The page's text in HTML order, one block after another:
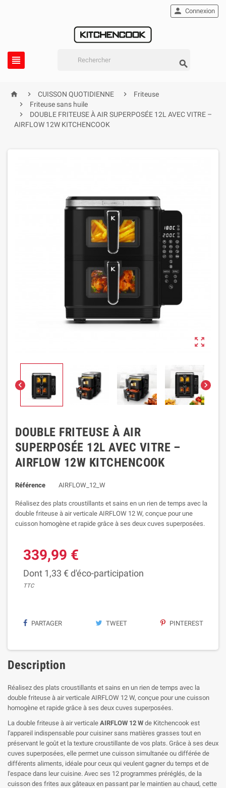
 
 Connexion
  CUISSON QUOTIDIENNE 
Friteuse

Friteuse sans huile

DOUBLE FRITEUSE À AIR SUPERPOSÉE 12L AVEC VITRE –
AIRFLOW 12W KITCHENCOOK

 
DOUBLE FRITEUSE À AIR
SUPERPOSÉE 12L AVEC VITRE –
AIRFLOW 12W KITCHENCOOK
Référence AIRFLOW_12_W
Réalisez des plats croustillants et sains en un rien de temps avec la
double friteuse à air verticale AIRFLOW 12 W, conçue pour une
cuisson homogène et rapide grâce à ses deux cuves superposées.
339,99 €
Dont 1,33 € d'éco-participation
TTC
PARTAGER TWEET PINTEREST
Description
Réalisez des plats croustillants et sains en un rien de temps avec la
double friteuse à air verticale AIRFLOW 12 W, conçue pour une cuisson
homogène et rapide grâce à ses deux cuves superposées.
La double friteuse à air verticale AIRFLOW 12 W de Kitchencook est
l'appareil indispensable pour cuisiner sans matières grasses tout en
préservant le goût et la texture croustillante de vos plats. Grâce à ses deux
cuves superposées, elle permet une cuisson simultanée ou différée de
différents aliments, idéale pour ceux qui veulent gagner du temps et de
l'espace dans leur cuisine. Avec ses 12 programmes préréglés, de la
cuisson des frites aux gâteaux en passant par le maintien au chaud, cette